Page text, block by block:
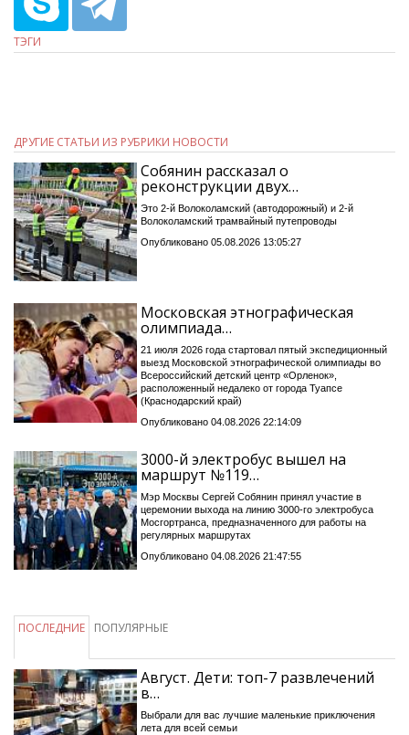
ТЭГИ
ДРУГИЕ СТАТЬИ ИЗ РУБРИКИ НОВОСТИ
Собянин рассказал о
реконструкции двух…
Это 2-й Волоколамский (автодорожный) и 2-й
Волоколамский трамвайный путепроводы
Опубликовано 05.08.2026 13:05:27
Московская этнографическая
олимпиада…
21 июля 2026 года стартовал пятый экспедиционный
выезд Московской этнографической олимпиады во
Всероссийский детский центр «Орленок»,
расположенный недалеко от города Туапсе
(Краснодарский край)
Опубликовано 04.08.2026 22:14:09
3000-й электробус вышел на
маршрут №119…
Мэр Москвы Сергей Собянин принял участие в
церемонии выхода на линию 3000-го электробуса
Мосгортранса, предназначенного для работы на
регулярных маршрутах
Опубликовано 04.08.2026 21:47:55
ПОСЛЕДНИЕ ПОПУЛЯРНЫЕ
Август. Дети: топ-7 развлечений
в…
Выбрали для вас лучшие маленькие приключения
лета для всей семьи